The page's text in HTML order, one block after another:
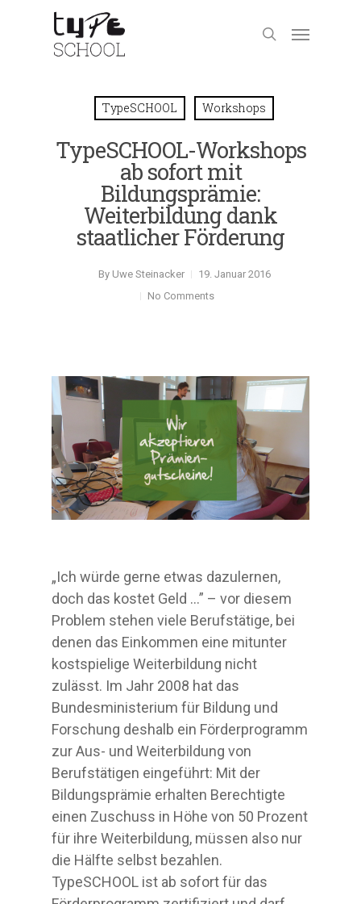
TypeSCHOOL Workshops
TypeSCHOOL-Workshops
ab sofort mit
Bildungsprämie:
Weiterbildung dank
staatlicher Förderung
By Uwe Steinacker
19. Januar 2016
No Comments
„Ich würde gerne etwas dazulernen,
doch das kostet Geld …” – vor diesem
Problem stehen viele Berufstätige, bei
denen das Einkommen eine mitunter
kostspielige Weiterbildung nicht
zulässt. Im Jahr 2008 hat das
Bundesministerium für Bildung und
Forschung deshalb ein Förderprogramm
zur Aus- und Weiterbildung von
Berufstätigen eingeführt: Mit der
Bildungsprämie erhalten Berechtigte
einen Zuschuss in Höhe von 50 Prozent
für ihre Weiterbildung, müssen also nur
die Hälfte selbst bezahlen.
TypeSCHOOL ist ab sofort für das